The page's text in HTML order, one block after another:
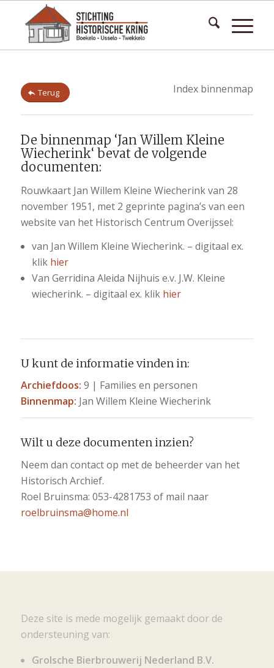
Terug Index binnenmap
De binnenmap ‘Jan Willem Kleine
Wiecherink‘ bevat de volgende
documenten:
Rouwkaart Jan Willem Kleine Wiecherink van 28
november 1951, met 2 geprinte pagina’s van een
website van het Historisch Centrum Overijssel:
van Jan Willem Kleine Wiecherink. – digitaal ex.
klik hier
Van Gerridina Aleida Nijhuis e.v. J.W. Kleine
wiecherink. – digitaal ex. klik hier
U kunt de informatie vinden in:
Archiefdoos: 9 | Families en personen
Binnenmap: Jan Willem Kleine Wiecherink
Wilt u deze documenten inzien?
Neem dan contact op met de beheerder van het
Historisch Archief.
Roel Bruinsma: 053-4281753 of mail naar
roelbruinsma@home.nl
Deze site is mede mogelijk gemaakt door de
ondersteuning van:
Grolsche Bierbrouwerij Nederland B.V.